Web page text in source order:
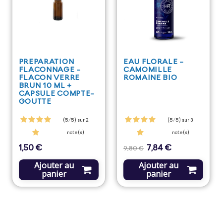
PREPARATION
FLACONNAGE -
FLACON VERRE
BRUN 10 ML +
CAPSULE COMPTE-
GOUTTE
(5/5) sur 2
note(s)
Prix
1,50 €
Ajouter au
panier
EAU FLORALE -
CAMOMILLE
ROMAINE BIO
(5/5) sur 3
note(s)
Prix
base
9,80 € Prix
7,84 €
Ajouter au
panier